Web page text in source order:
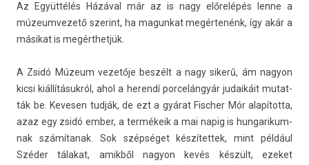
Az Együttélés Házával már az is nagy előrelépés lenne a
múzeum­vezető szerint, ha magun­kat megértenénk, így akár a
másikat is megérthet­jük.
A Zsidó Múzeum vezetője beszélt a nagy sikerű, ám nagyon
kicsi kiállításukról, ahol a herendí por­celán­gyár judaikáit mutat­
ták be. Keves­en tudják, de ezt a gyárat Fisch­er Mór alapította,
azaz egy zsidó ember, a termékeik a mai napig is hun­garikum­
nak számítanak. Sok szépséget kés­zítet­tek, mint például
Széder tálakat, amikből nagyon kevés készült, ezeket